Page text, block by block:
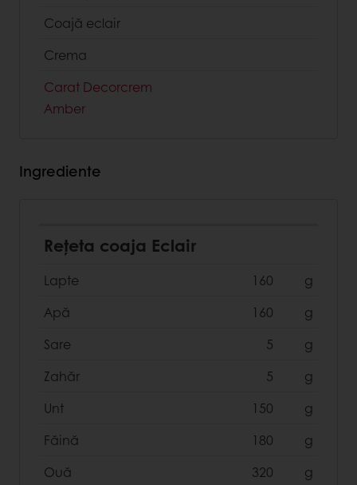
Coajă eclair
Crema
Carat Decorcrem
Amber
Ingrediente
Rețeta coaja Eclair
Lapte 160
g
Apă
160
g
Sare
5
g
Zahăr
5
g
Unt
150
g
Făină
180
g
Ouă
320 g